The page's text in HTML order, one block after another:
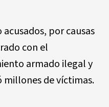
por causas
con el
armado ilegal y
de víctimas.